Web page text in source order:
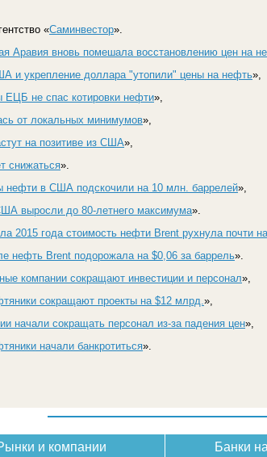
«Саминвестор».
Аравия вновь помешала восстановлению цен на
и укрепление доллара "утопили" цены на нефть»,
ЕЦБ не спас котировки нефти»,
от локальных минимумов»,
на позитиве из США»,
снижаться».
нефти в США подскочили на 10 млн. баррелей»,
выросли до 80-летнего максимума».
2015 года стоимость нефти Brent рухнула почти
нефть Brent подорожала на $0,06 за баррель».
компании сокращают инвестиции и персонал»,
сокращают проекты на $12 млрд.»,
начали сокращать персонал из-за падения цен»,
начали банкротиться».
и компании Банки